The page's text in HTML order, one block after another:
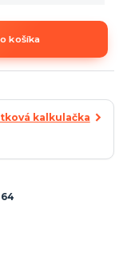
košíka
kalkulačka